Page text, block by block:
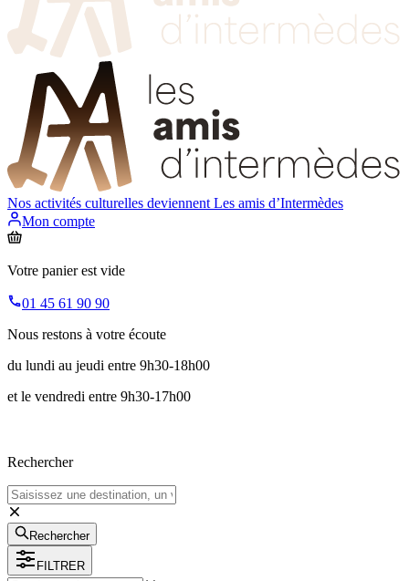
Nos activités culturelles deviennent Les amis d’Intermèdes
Mon compte
Votre panier est vide
01 45 61 90 90
Nous restons à votre écoute
du lundi au jeudi entre 9h30-18h00
et le vendredi entre 9h30-17h00
Rechercher
Rechercher
FILTRER